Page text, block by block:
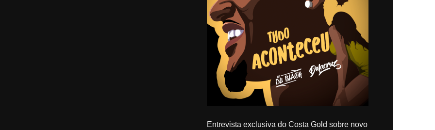
Entrevista exclusiva do Costa Gold sobre novo